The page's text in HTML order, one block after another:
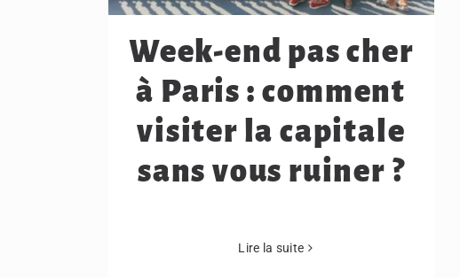
Week-end pas cher
à Paris : comment
visiter la capitale
sans vous ruiner ?
Lire la suite